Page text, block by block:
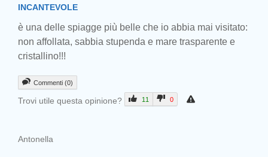
INCANTEVOLE
è una delle spiagge più belle che io abbia mai visitato:
non affollata, sabbia stupenda e mare trasparente e
cristallino!!!
Commenti (0)
Trovi utile questa opinione? 11 0
Antonella